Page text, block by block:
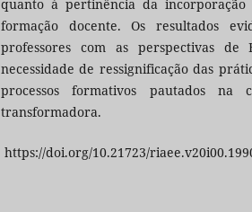
quanto à pertinência da incorporação
formação docente. Os resultados
professores com as perspectivas
necessidade de ressignificação das
processos formativos pautados na
transformadora.
https://doi.org/10.21723/